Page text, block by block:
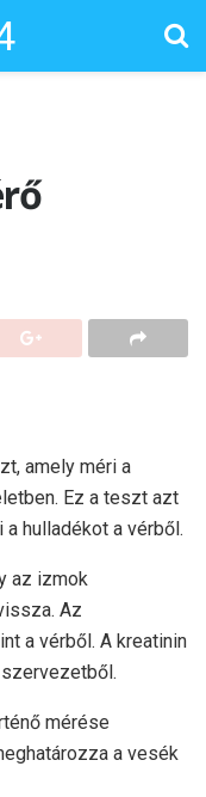
amely méri a
Ez a teszt azt
hulladékot a vérből.
az izmok
Az
a vérből. A kreatinin
mérése
a vesék